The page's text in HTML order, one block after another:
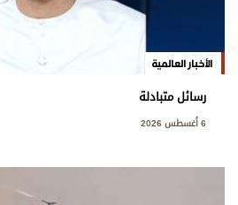
الأخبار العالمية
رسائل متبادلة
6 أغسطس 2026